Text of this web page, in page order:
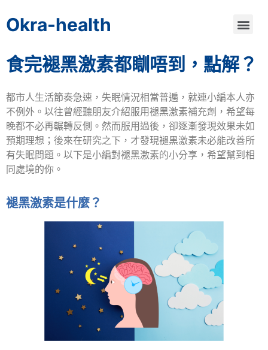
Okra-health
食完褪黑激素都瞓唔到，點解？
都市人生活節奏急速，失眠情況相當普遍，就連小編本人亦
不例外。以往曾經聽朋友介紹服用褪黑激素補充劑，希望每
晚都不必再輾轉反側。然而服用過後，卻逐漸發現效果未如
預期理想；後來在研究之下，才發現褪黑激素未必能改善所
有失眠問題。以下是小編對褪黑激素的小分享，希望幫到相
同處境的你。
褪黑激素是什麼？